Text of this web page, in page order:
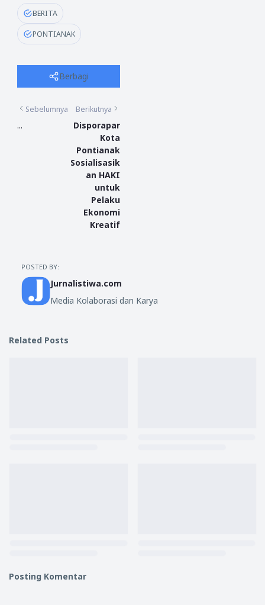
BERITA
PONTIANAK
Berbagi
Sebelumnya
...
Berikutnya
Disporapar
Kota
Pontianak
Sosialisasik
an HAKI
untuk
Pelaku
Ekonomi
Kreatif
POSTED BY:
Jurnalistiwa.com
Media Kolaborasi dan Karya
Related Posts
Posting Komentar